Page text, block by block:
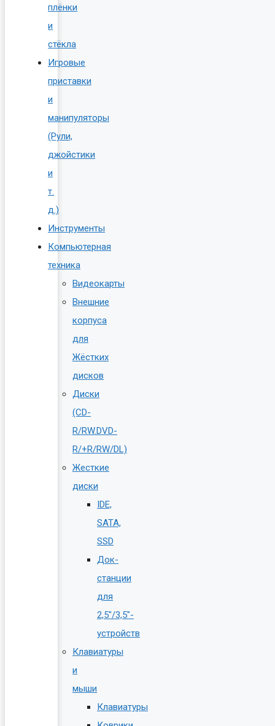
плёнки
и
стёкла
Игровые
приставки
и
манипуляторы
(Рули,
джойстики
и
т.
д.)
Инструменты
Компьютерная
техника
Видеокарты
Внешние
корпуса
для
Жёстких
дисков
Диски
(CD-
R/RW.DVD-
R/+R/RW/DL)
Жесткие
диски
IDE,
SATA,
SSD
Док-
станции
для
2,5″/3,5″-
устройств
Клавиатуры
и
мыши
Клавиатуры